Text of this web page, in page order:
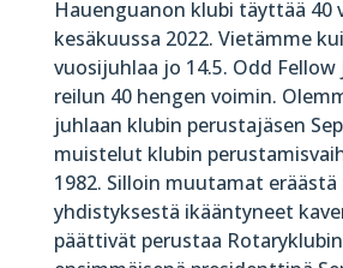
Hauenguanon klubi täyttää 40
kesäkuussa 2022. Vietämme
vuosijuhlaa jo 14.5. Odd
reilun 40 hengen voimin.
juhlaan klubin perustajäsen
muistelut klubin
1982. Silloin muutamat
yhdistyksestä ikääntyneet
päättivät perustaa